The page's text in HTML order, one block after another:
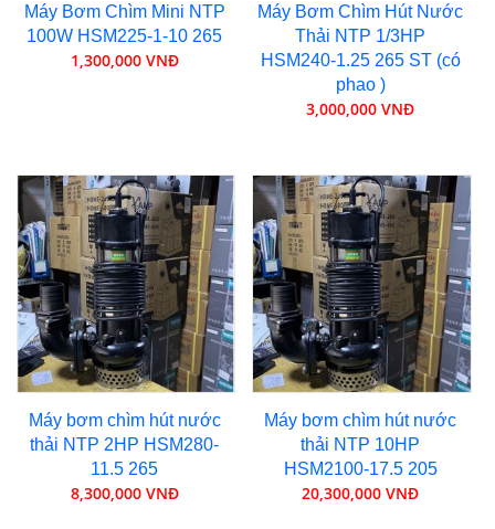
Máy Bơm Chìm Mini NTP
100W HSM225-1-10 265
1,300,000 VNĐ
Máy Bơm Chìm Hút Nước
Thải NTP 1/3HP
HSM240-1.25 265 ST (có
phao )
3,000,000 VNĐ
Máy bơm chìm hút nước
thải NTP 2HP HSM280-
11.5 265
8,300,000 VNĐ
Máy bơm chìm hút nước
thải NTP 10HP
HSM2100-17.5 205
20,300,000 VNĐ